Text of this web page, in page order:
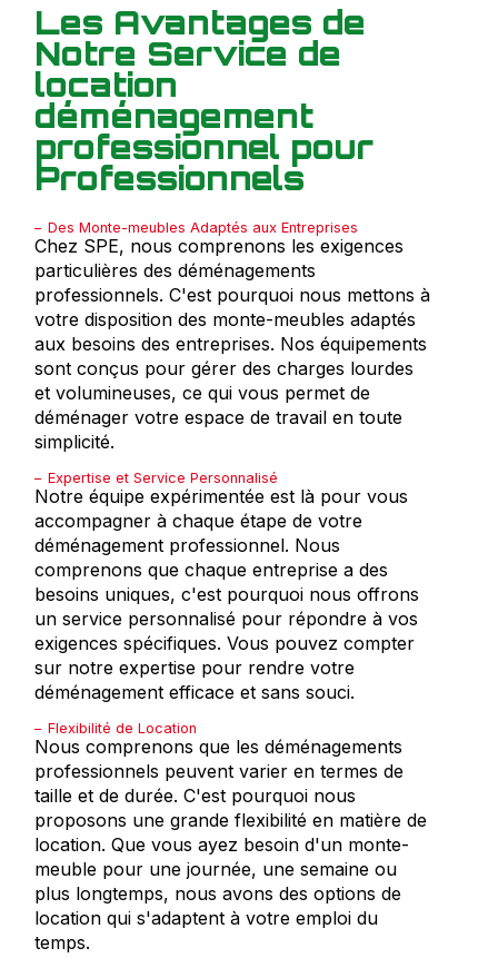
Les Avantages de
Notre Service de
location
déménagement
professionnel pour
Professionnels
Des Monte-meubles Adaptés aux Entreprises
Chez SPE, nous comprenons les exigences
particulières des déménagements
professionnels. C'est pourquoi nous mettons à
votre disposition des monte-meubles adaptés
aux besoins des entreprises. Nos équipements
sont conçus pour gérer des charges lourdes
et volumineuses, ce qui vous permet de
déménager votre espace de travail en toute
simplicité.
Expertise et Service Personnalisé
Notre équipe expérimentée est là pour vous
accompagner à chaque étape de votre
déménagement professionnel. Nous
comprenons que chaque entreprise a des
besoins uniques, c'est pourquoi nous offrons
un service personnalisé pour répondre à vos
exigences spécifiques. Vous pouvez compter
sur notre expertise pour rendre votre
déménagement efficace et sans souci.
Flexibilité de Location
Nous comprenons que les déménagements
professionnels peuvent varier en termes de
taille et de durée. C'est pourquoi nous
proposons une grande flexibilité en matière de
location. Que vous ayez besoin d'un monte-
meuble pour une journée, une semaine ou
plus longtemps, nous avons des options de
location qui s'adaptent à votre emploi du
temps.